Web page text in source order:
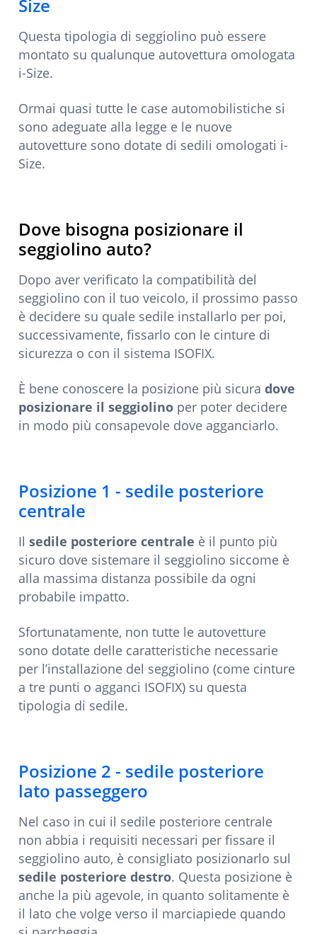
Size
Questa tipologia di seggiolino può essere
montato su qualunque autovettura omologata
i-Size.
Ormai quasi tutte le case automobilistiche si
sono adeguate alla legge e le nuove
autovetture sono dotate di sedili omologati i-
Size.
Dove bisogna posizionare il
seggiolino auto?
Dopo aver verificato la compatibilità del
seggiolino con il tuo veicolo, il prossimo passo
è decidere su quale sedile installarlo per poi,
successivamente, fissarlo con le cinture di
sicurezza o con il sistema ISOFIX.
È bene conoscere la posizione più sicura dove
posizionare il seggiolino per poter decidere
in modo più consapevole dove agganciarlo.
Posizione 1 - sedile posteriore
centrale
Il sedile posteriore centrale è il punto più
sicuro dove sistemare il seggiolino siccome è
alla massima distanza possibile da ogni
probabile impatto.
Sfortunatamente, non tutte le autovetture
sono dotate delle caratteristiche necessarie
per l’installazione del seggiolino (come cinture
a tre punti o agganci ISOFIX) su questa
tipologia di sedile.
Posizione 2 - sedile posteriore
lato passeggero
Nel caso in cui il sedile posteriore centrale
non abbia i requisiti necessari per fissare il
seggiolino auto, è consigliato posizionarlo sul
sedile posteriore destro. Questa posizione è
anche la più agevole, in quanto solitamente è
il lato che volge verso il marciapiede quando